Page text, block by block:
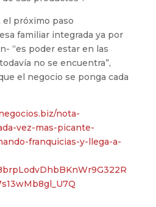
el próximo paso
familiar integrada ya por
“es poder estar en las
no se encuentra”,
el negocio se ponga cada
nota-
vez-mas-picante-
franquicias-y-llega-a-